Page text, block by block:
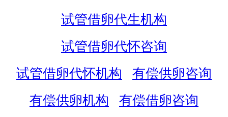
试管借卵代生机构
试管借卵代怀咨询
试管借卵代怀机构
有偿供卵咨询
有偿供卵机构
有偿借卵咨询